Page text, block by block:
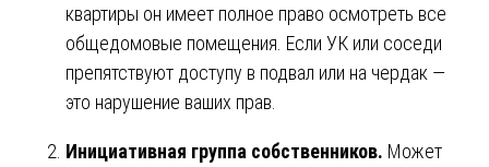
квартиры он имеет полное право осмотреть все
общедомовые помещения. Если УК или соседи
препятствуют доступу в подвал или на чердак —
это нарушение ваших прав.
Инициативная группа собственников. Может